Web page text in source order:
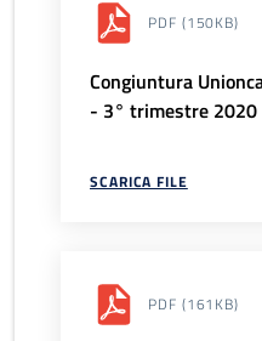
PDF (150KB)
Congiuntura
- 3° trimestre 2020
SCARICA FILE
PDF (161KB)